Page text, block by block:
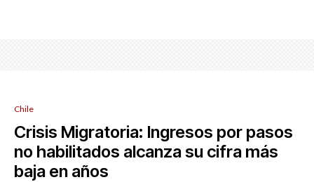
Chile
Crisis Migratoria: Ingresos por pasos
no habilitados alcanza su cifra más
baja en años